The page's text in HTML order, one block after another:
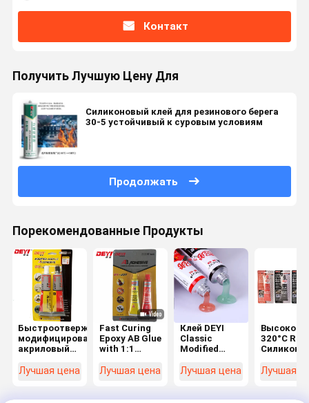
Контакт
Получить Лучшую Цену Для
Силиконовый клей для резинового берега
30-5 устойчивый к суровым условиям
Продолжать
Порекомендованные Продукты
Быстроотверждаемый
модифицированный
акриловый
длительностью
5 минут, с
смешивания
Лучшая цена
Fast Curing
Epoxy AB Glue
with 1:1
and High
Shear
≥20Mpa for
Лучшая цена
Клей DEYI
Classic
Modified
для
склеивания
пластмасс с
Лучшая цена
320°C RTV
с
Лучшая